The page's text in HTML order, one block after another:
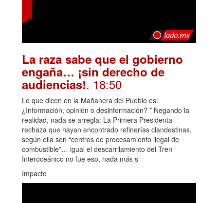
La raza sabe que el gobierno
engaña… ¡sin derecho de
audiencias!. 18:50
Lo que dicen en la Mañanera del Pueblo es:
¿Información, opinión o desinformación? * Negando la
realidad, nada se arregla: La Primera Presidenta
rechaza que hayan encontrado refinerías clandestinas,
según ella son “centros de procesamiento ilegal de
combustible”… igual el descarrilamiento del Tren
Interoceánico no fue eso, nada más s
Impacto